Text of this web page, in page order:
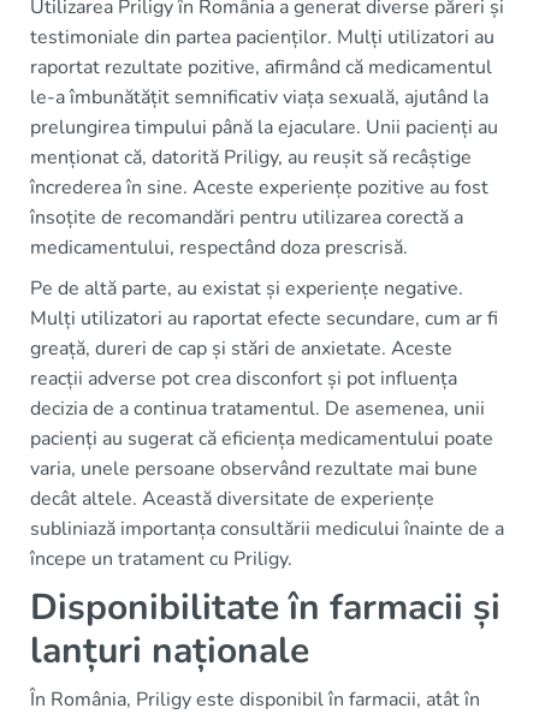
Utilizarea Priligy în România a generat diverse păreri și
testimoniale din partea pacienților. Mulți utilizatori au
raportat rezultate pozitive, afirmând că medicamentul
le-a îmbunătățit semnificativ viața sexuală, ajutând la
prelungirea timpului până la ejaculare. Unii pacienți au
menționat că, datorită Priligy, au reușit să recâștige
încrederea în sine. Aceste experiențe pozitive au fost
însoțite de recomandări pentru utilizarea corectă a
medicamentului, respectând doza prescrisă.
Pe de altă parte, au existat și experiențe negative.
Mulți utilizatori au raportat efecte secundare, cum ar fi
greață, dureri de cap și stări de anxietate. Aceste
reacții adverse pot crea disconfort și pot influența
decizia de a continua tratamentul. De asemenea, unii
pacienți au sugerat că eficiența medicamentului poate
varia, unele persoane observând rezultate mai bune
decât altele. Această diversitate de experiențe
subliniază importanța consultării medicului înainte de a
începe un tratament cu Priligy.
Disponibilitate în farmacii și
lanțuri naționale
În România, Priligy este disponibil în farmacii, atât în